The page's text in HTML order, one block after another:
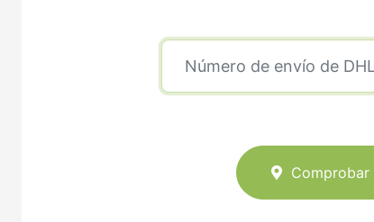
Comprobar